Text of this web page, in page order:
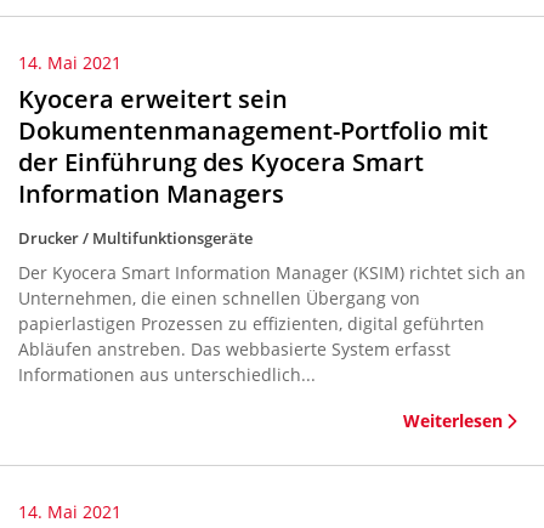
14. Mai 2021
Kyocera erweitert sein
Dokumentenmanagement-Portfolio mit
der Einführung des Kyocera Smart
Information Managers
Drucker / Multifunktionsgeräte
Der Kyocera Smart Information Manager (KSIM) richtet sich an
Unternehmen, die einen schnellen Übergang von
papierlastigen Prozessen zu effizienten, digital geführten
Abläufen anstreben. Das webbasierte System erfasst
Informationen aus unterschiedlich...
Weiterlesen
14. Mai 2021